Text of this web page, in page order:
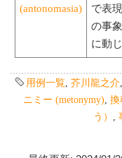
(antonomasia)
で表
の事
に動
用例一覧 芥川龍之介
ニミー (metonymy) 換
う）